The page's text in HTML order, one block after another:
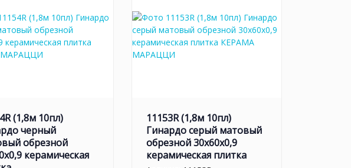
(1,8м 10пл)
черный
обрезной
керамическая
11153R (1,8м 10пл)
Гинардо серый матовый
обрезной 30x60x0,9
керамическая плитка